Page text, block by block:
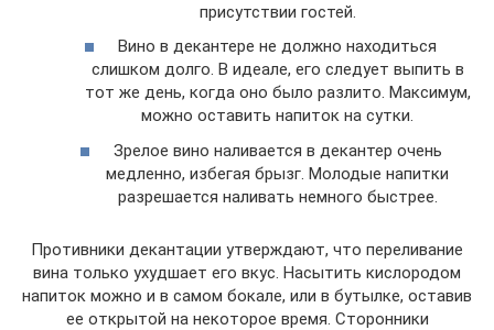
присутствии гостей.
Вино в декантере не должно находиться
слишком долго. В идеале, его следует выпить в
тот же день, когда оно было разлито. Максимум,
можно оставить напиток на сутки.
Зрелое вино наливается в декантер очень
медленно, избегая брызг. Молодые напитки
разрешается наливать немного быстрее.
Противники декантации утверждают, что переливание
вина только ухудшает его вкус. Насытить кислородом
напиток можно и в самом бокале, или в бутылке, оставив
ее открытой на некоторое время. Сторонники